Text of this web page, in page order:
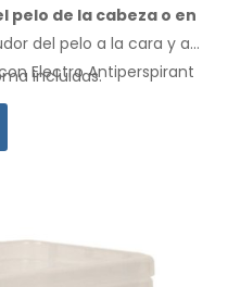
pelo de la cabeza o en
del pelo a la cara y a
Electro Antiperspirant
es para usted.
incluidas.